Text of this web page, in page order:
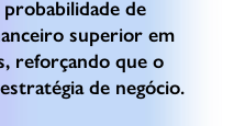
de
superior em
reforçando que o
de negócio.